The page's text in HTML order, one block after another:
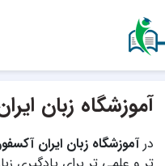
آموزشگاه زبان
درآموزشگاه زبان ایران